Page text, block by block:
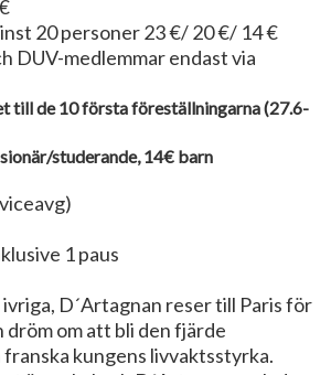
20 personer 23 €/ 20 €/ 14 €
DUV-medlemmar endast via
till de 10 första föreställningarna (27.6-
studerande, 14€ barn
1 paus
D´Artagnan reser till Paris för
om att bli den fjärde
kungens livvaktsstyrka.